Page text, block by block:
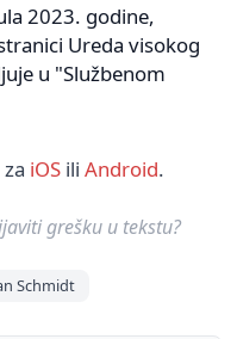
2023. godine,
Ureda visokog
u "Službenom
iOS ili Android.
grešku u tekstu?
Schmidt